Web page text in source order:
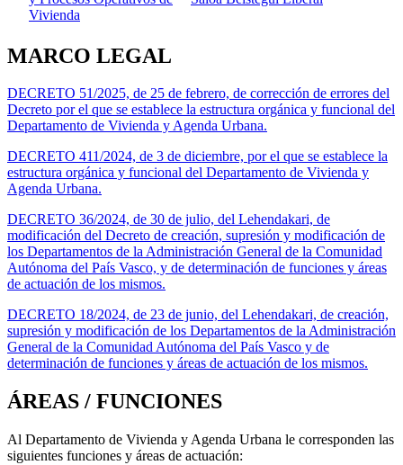
Vivienda
MARCO LEGAL
DECRETO 51/2025, de 25 de febrero, de corrección de errores del
Decreto por el que se establece la estructura orgánica y funcional del
Departamento de Vivienda y Agenda Urbana.
DECRETO 411/2024, de 3 de diciembre, por el que se establece la
estructura orgánica y funcional del Departamento de Vivienda y
Agenda Urbana.
DECRETO 36/2024, de 30 de julio, del Lehendakari, de
modificación del Decreto de creación, supresión y modificación de
los Departamentos de la Administración General de la Comunidad
Autónoma del País Vasco, y de determinación de funciones y áreas
de actuación de los mismos.
DECRETO 18/2024, de 23 de junio, del Lehendakari, de creación,
supresión y modificación de los Departamentos de la Administración
General de la Comunidad Autónoma del País Vasco y de
determinación de funciones y áreas de actuación de los mismos.
ÁREAS / FUNCIONES
Al Departamento de Vivienda y Agenda Urbana le corresponden las
siguientes funciones y áreas de actuación: